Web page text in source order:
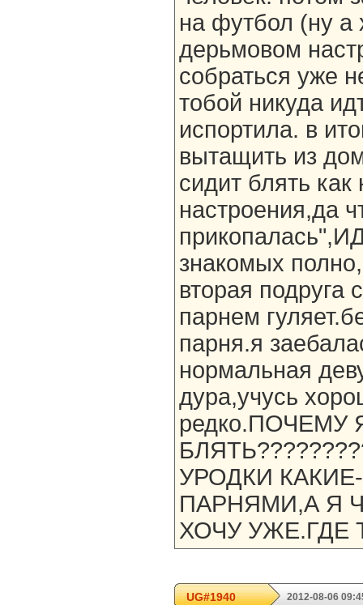
на футбол (ну а
дерьмовом
собраться уже
тобой никуда
испортила. в
вытащить из
сидит блять
настроения,да
знакомых
вторая
парнем
парня.я
нормальная
дура,учусь
редко.ПОЧЕМУ
УРОДКИ
ПАРНЯМИ,А Я
ХОЧУ УЖЕ.ГДЕ
UG#1940 2012-08-06